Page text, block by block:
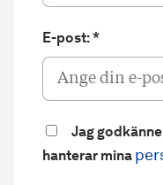
E-post: *
Jag
hanterar mina